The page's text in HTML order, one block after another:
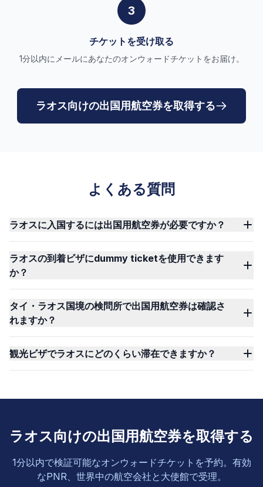
3
チケットを受け取る
1分以内にメールにあなたのオンウォードチケットをお届け。
ラオス向けの出国用航空券を取得する
よくある質問
ラオスに入国するには出国用航空券が必要ですか？
ラオスの到着ビザにdummy ticketを使用できます
か？
タイ・ラオス国境の検問所で出国用航空券は確認さ
れますか？
観光ビザでラオスにどのくらい滞在できますか？
ラオス向けの出国用航空券を取得する
1分以内で検証可能なオンウォードチケットを予約。有効
なPNR、世界中の航空会社と大使館で受理。